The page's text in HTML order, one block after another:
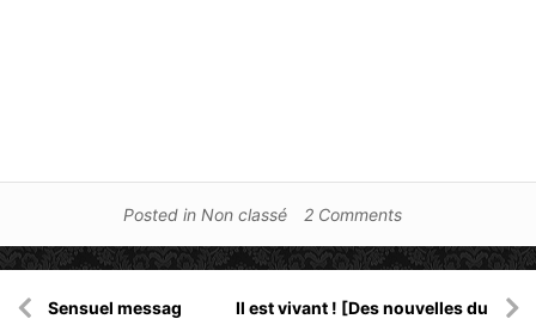
Posted in Non classé 2 Comments
Sensuel messag
Il est vivant ! [Des nouvelles du